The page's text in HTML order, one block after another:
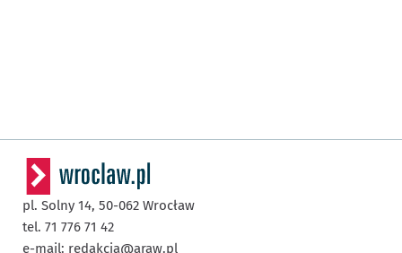
pl. Solny 14, 50-062 Wrocław
tel. 71 776 71 42
e-mail: redakcja@araw.pl